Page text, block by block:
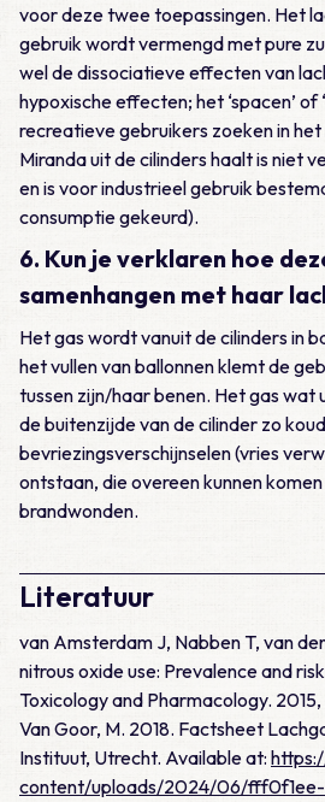
voor deze twee toepassingen. Het
gebruik wordt vermengd met pure
wel de dissociatieve effecten van
hypoxische effecten; het ‘spacen’ of
recreatieve gebruikers zoeken in
Miranda uit de cilinders haalt is niet
en is voor industrieel gebruik
consumptie gekeurd).
6. Kun je verklaren hoe
samenhangen met haar
Het gas wordt vanuit de cilinders in
het vullen van ballonnen klemt de
tussen zijn/haar benen. Het gas
de buitenzijde van de cilinder zo
bevriezingsverschijnselen (vries
ontstaan, die overeen kunnen
brandwonden.
Literatuur
van Amsterdam J, Nabben T, van
nitrous oxide use: Prevalence and
Toxicology and Pharmacology.
Van Goor, M. 2018. Factsheet
Instituut, Utrecht. Available at:
content/uploads/2024/06/